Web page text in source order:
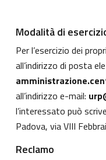
Modalità di
Per l’esercizio dei
all’indirizzo di posta
all’indirizzo e-mail:
l’interessato può
Padova, via VIII
Reclamo